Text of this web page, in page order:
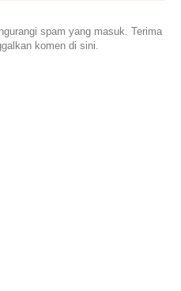
spam yang masuk. Terima
komen di sini.